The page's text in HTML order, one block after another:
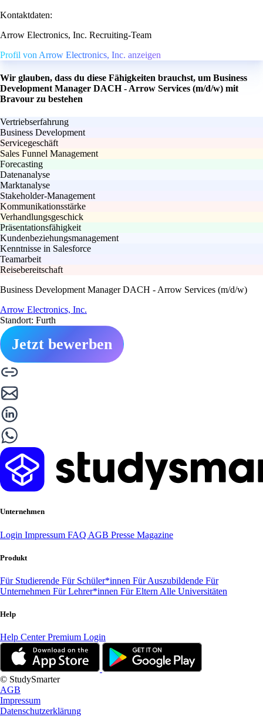
Kontaktdaten:
Arrow Electronics, Inc. Recruiting-Team
Profil von Arrow Electronics, Inc. anzeigen
Wir glauben, dass du diese Fähigkeiten brauchst, um Business
Development Manager DACH - Arrow Services (m/d/w) mit
Bravour zu bestehen
Vertriebserfahrung
Business Development
Servicegeschäft
Sales Funnel Management
Forecasting
Datenanalyse
Marktanalyse
Stakeholder-Management
Kommunikationsstärke
Verhandlungsgeschick
Präsentationsfähigkeit
Kundenbeziehungsmanagement
Kenntnisse in Salesforce
Teamarbeit
Reisebereitschaft
Business Development Manager DACH - Arrow Services (m/d/w)
Arrow Electronics, Inc.
Standort: Furth
Jetzt bewerben
Unternehmen
Login Impressum FAQ AGB Presse Magazine
Produkt
Für Studierende Für Schüler*innen Für Auszubildende Für
Unternehmen Für Lehrer*innen Für Eltern Alle Universitäten
Help
Help CenterPremium Login
© StudySmarter
AGB
Impressum
Datenschutzerklärung